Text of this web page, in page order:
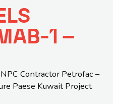
1 –
Contractor Petrofac –
Paese Kuwait Project